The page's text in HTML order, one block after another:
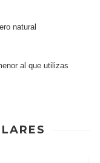
natural
al que utilizas